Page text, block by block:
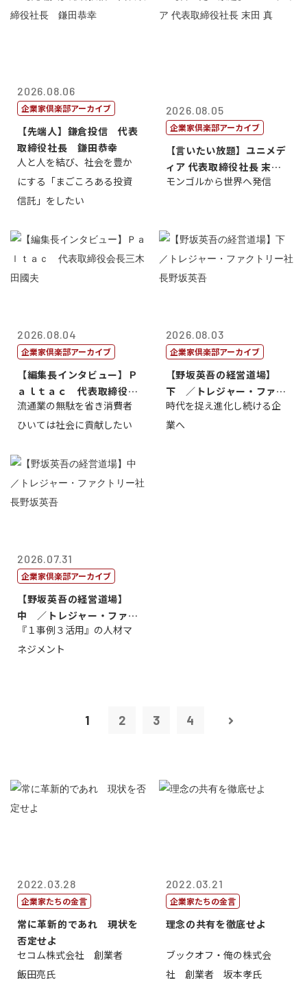
2026.08.06
企業家倶楽部アーカイブ
【先端人】鎌倉投信 代表
取締役社長 鎌田恭幸
人と人を結び、社会を豊か
にする「まごころある投資
信託」をしたい
2026.08.05
企業家倶楽部アーカイブ
【言いたい放題】ユニメデ
ィア 代表取締役社長 末田
真
モンゴルから世界へ発信
2026.08.04
企業家倶楽部アーカイブ
【編集長インタビュー】Ｐ
ａｌｔａｃ 代表取締役会
長三木田國夫
流通業の無駄を省き消費者
ひいては社会に貢献したい
2026.08.03
企業家倶楽部アーカイブ
【野坂英吾の経営道場】
下 ／トレジャー・ファク
トリー社長野坂...
時代を捉え進化し続ける企
業へ
2026.07.31
企業家倶楽部アーカイブ
【野坂英吾の経営道場】
中 ／トレジャー・ファク
トリー社長野坂...
『１事例３活用』の人材マ
ネジメント
1 2 3 4
2022.03.28
企業家たちの金言
常に革新的であれ 現状を
否定せよ
セコム株式会社 創業者
飯田亮氏
2022.03.21
企業家たちの金言
理念の共有を徹底せよ
ブックオフ・俺の株式会
社 創業者 坂本孝氏